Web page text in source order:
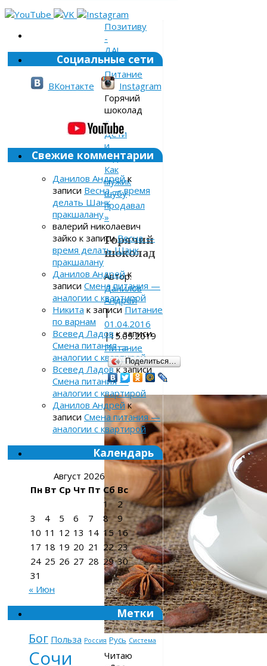
Позитиву
-
ДА!
»
Питание
»
Горячий
шоколад
«
Дети
и
гаджеты
Как
мужик
шубу
продавал
»
Горячий
шоколад
Автор:
Данилов
Андрей
|
01.04.2016
|15.05.2019
Питание
Поделиться…
Читаю
Социальные сети
ВКонтакте Instagram
Свежие комментарии
Данилов Андрейк
записи Весна — время
делать Шанк
пракшалану
валерий николаевич
зайко к записиВесна —
время делать Шанк
пракшалану
Данилов Андрейк
записи Смена питания —
аналогии с квартирой
Никита к записи Питание
по варнам
Всевед Ладов к записи
Смена питания —
аналогии с квартирой
Всевед Ладовк записи
Смена питания —
аналогии с квартирой
Данилов Андрейк
записи Смена питания —
аналогии с квартирой
Календарь
Август 2026
Пн Вт Ср Чт Пт Сб Вс
1
2
3
4 5 6 7 8
9
10 11 12 13 14 15 16
17 18 19 20 21 22 23
24 25 26 27 28 29 30
31
« Июн
Метки
Бог Польза Россия Русь Система
Сочи